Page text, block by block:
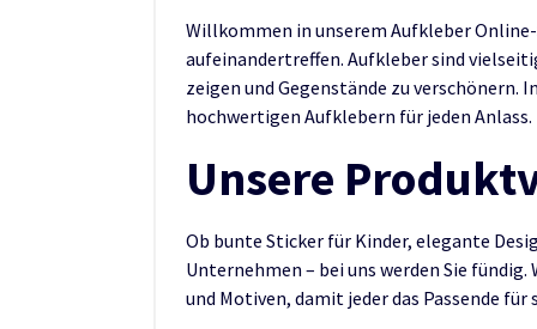
Willkommen in unserem Aufkleber
aufeinandertreffen. Aufkleber sind
zeigen und Gegenstände zu verschönern.
hochwertigen Aufklebern für jeden Anlass.
Unsere
Ob bunte Sticker für Kinder, elegante
Unternehmen – bei uns werden Sie
und Motiven, damit jeder das Passende für